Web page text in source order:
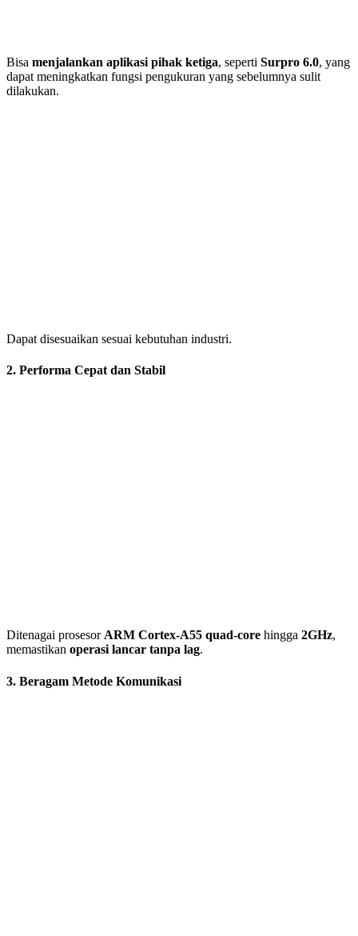
Bisa menjalankan aplikasi pihak ketiga, seperti Surpro 6.0, yang
dapat meningkatkan fungsi pengukuran yang sebelumnya sulit
dilakukan.
Dapat disesuaikan sesuai kebutuhan industri.
2. Performa Cepat dan Stabil
Ditenagai prosesorARM Cortex-A55 quad-core hingga 2GHz,
memastikan operasi lancar tanpa lag.
3. Beragam Metode Komunikasi